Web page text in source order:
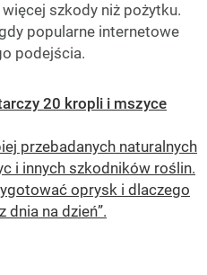
szkody niż pożytku.
popularne internetowe
podejścia.
20 kropli i mszyce
przebadanych naturalnych
i innych szkodników roślin.
oprysk i dlaczego
dnia na dzień”.